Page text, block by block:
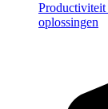
Productiviteit
oplossingen